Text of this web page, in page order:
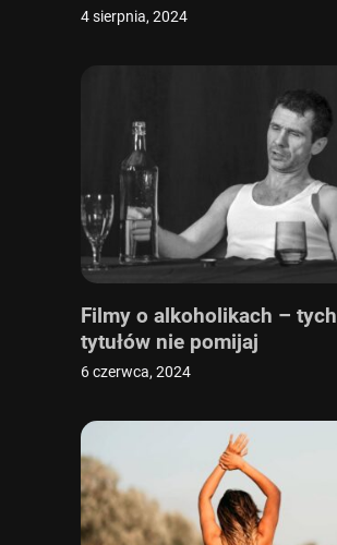
4 sierpnia, 2024
Filmy o alkoholikach – tych
tytułów nie pomijaj
6 czerwca, 2024